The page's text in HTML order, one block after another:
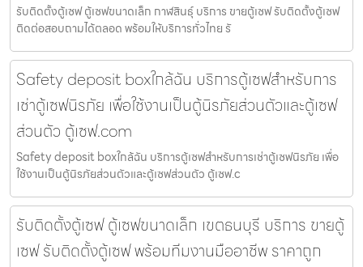
รับติดตั้งตู้เซฟ ตู้เซฟขนาดเล็ก กาฬสินธุ์ บริการ ขายตู้เซฟ รับติดตั้งตู้เซฟ
ติดต่อสอบถามได้ตลอด พร้อมให้บริการทั่วไทย รั
Safety deposit boxใกล้ฉัน บริการตู้เซฟสำหรับการ
เช่าตู้เซฟนิรภัย เพื่อใช้งานเป็นตู้นิรภัยส่วนตัวและตู้เซฟ
ส่วนตัว ตู้เซฟ.com
Safety deposit boxใกล้ฉัน บริการตู้เซฟสำหรับการเช่าตู้เซฟนิรภัย เพื่อ
ใช้งานเป็นตู้นิรภัยส่วนตัวและตู้เซฟส่วนตัว ตู้เซฟ.c
รับติดตั้งตู้เซฟ ตู้เซฟขนาดเล็ก เขตธนบุรี บริการ ขายตู้
เซฟ รับติดตั้งตู้เซฟ พร้อมทีมงานมืออาชีพ ราคาถูก